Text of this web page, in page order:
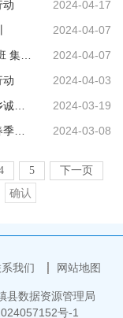
2024-04-17
动
2024-04-07
2024-04-07
固镇县2024年高素质农民培育农作物生产班 集中开班仪式暨第一堂课举行
2024-04-03
动
2024-03-19
县农业农村局开展农资打假暨放心农资下乡诚信宣传活动
2024-03-08
固镇县召开重点农技推广项目推进暨小麦春季田管、地膜科学使用培训会
5
下一页
确认
我们 网站地图
县数据资源管理局
号-1